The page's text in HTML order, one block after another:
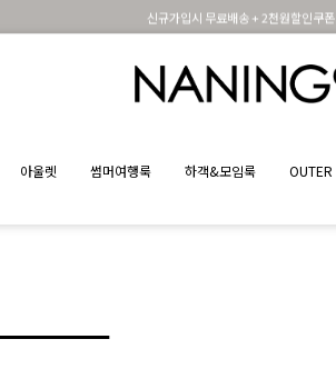
신규가입시 무료배송 + 2천원할인쿠폰
아울렛 썸머여행룩 하객&모임룩 OUTER